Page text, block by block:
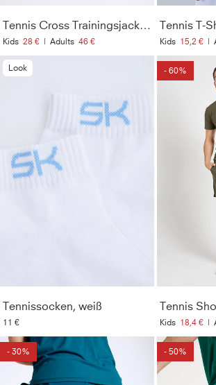
Material: 71% Polyamid, 29% Elasthan
Pflegehinweise: Bei 40° in der
mit ähnlichen Farben waschen. Kein
126625-706
Farbe
khaki
Optik:
Unifarben
Tennis Cross Trainingsjacke, khaki
Kids 28 € | Adults 46 € Kids 15,2 € |
Look
Tennissocken, weiß
11 €
- 60%
Tennis
Kids 18,4 € |
- 30% - 50%